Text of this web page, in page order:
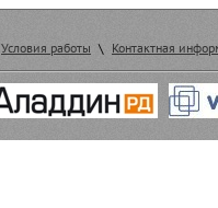
Условия работы \ Контактная